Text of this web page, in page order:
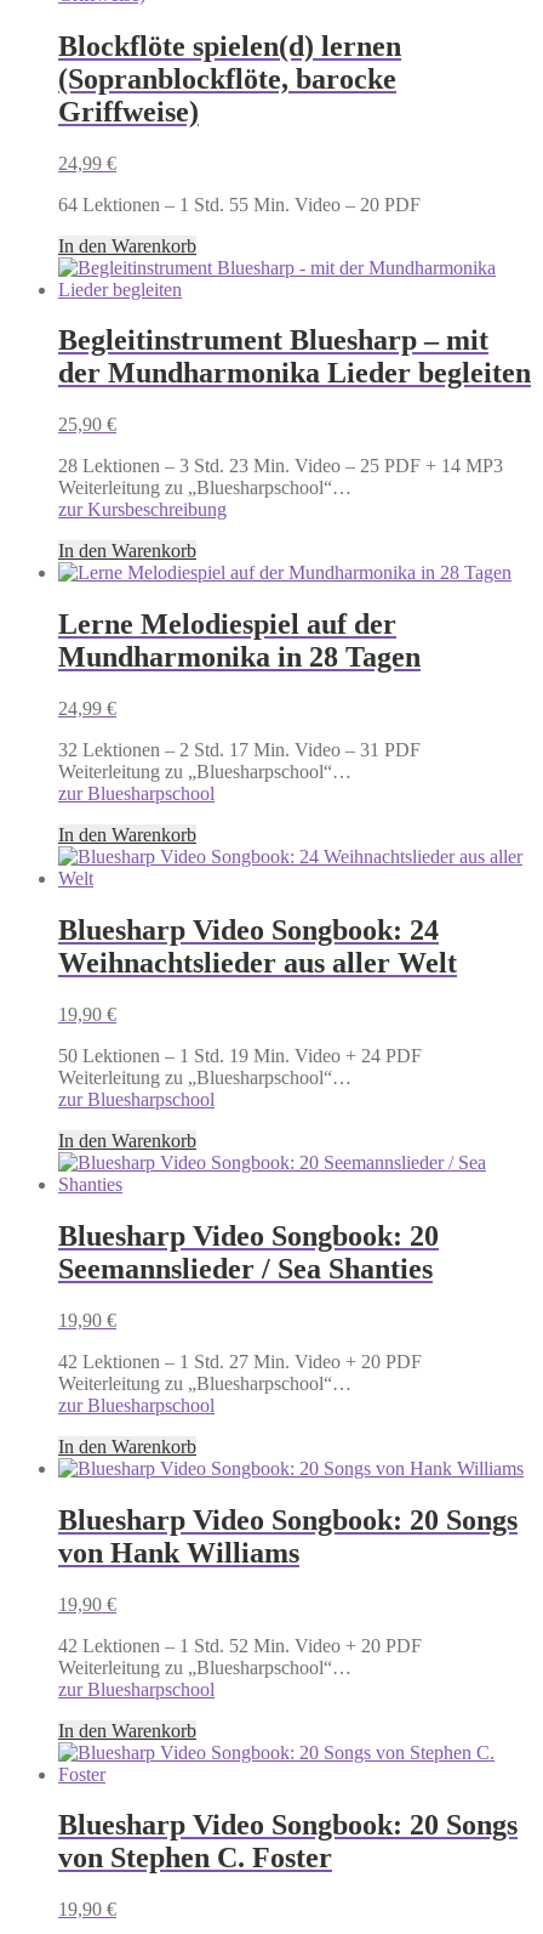
Blockflöte spielen(d) lernen
(Sopranblockflöte, barocke
Griffweise)
24,99 €
64 Lektionen – 1 Std. 55 Min. Video – 20 PDF
In den Warenkorb
Begleitinstrument Bluesharp – mit
der Mundharmonika Lieder begleiten
25,90 €
28 Lektionen – 3 Std. 23 Min. Video – 25 PDF + 14 MP3
Weiterleitung zu „Bluesharpschool“…
zur Kursbeschreibung
In den Warenkorb
Lerne Melodiespiel auf der
Mundharmonika in 28 Tagen
24,99 €
32 Lektionen – 2 Std. 17 Min. Video – 31 PDF
Weiterleitung zu „Bluesharpschool“…
zur Bluesharpschool
In den Warenkorb
Bluesharp Video Songbook: 24
Weihnachtslieder aus aller Welt
19,90 €
50 Lektionen – 1 Std. 19 Min. Video + 24 PDF
Weiterleitung zu „Bluesharpschool“…
zur Bluesharpschool
In den Warenkorb
Bluesharp Video Songbook: 20
Seemannslieder / Sea Shanties
19,90 €
42 Lektionen – 1 Std. 27 Min. Video + 20 PDF
Weiterleitung zu „Bluesharpschool“…
zur Bluesharpschool
In den Warenkorb
Bluesharp Video Songbook: 20 Songs
von Hank Williams
19,90 €
42 Lektionen – 1 Std. 52 Min. Video + 20 PDF
Weiterleitung zu „Bluesharpschool“…
zur Bluesharpschool
In den Warenkorb
Bluesharp Video Songbook: 20 Songs
von Stephen C. Foster
19,90 €